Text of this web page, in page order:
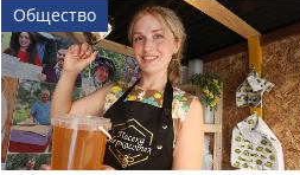
Общество